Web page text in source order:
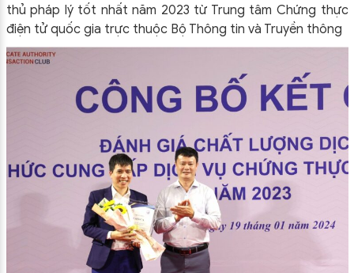
thủ pháp lý tốt nhất năm 2023 từ Trung tâm Chứng thực
điện tử quốc gia trực thuộc Bộ Thông tin và Truyền thông